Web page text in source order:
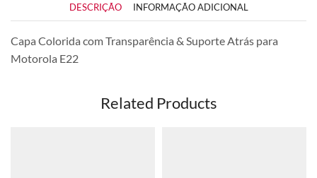
DESCRIÇÃO INFORMAÇÃO ADICIONAL
Capa Colorida com Transparência & Suporte Atrás para
Motorola E22
Related Products